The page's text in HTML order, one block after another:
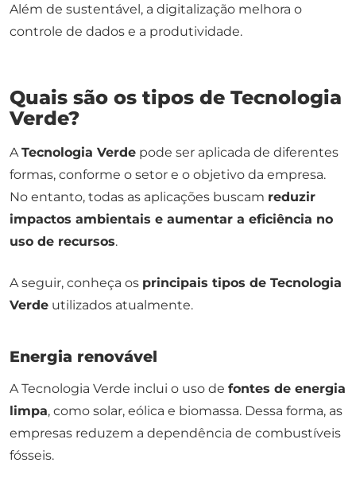
Além de sustentável, a digitalização melhora o
controle de dados e a produtividade.
Quais são os tipos de Tecnologia
Verde?
ATecnologia Verde pode ser aplicada de diferentes
formas, conforme o setor e o objetivo da empresa.
No entanto, todas as aplicações buscam reduzir
impactos ambientais e aumentar a eficiência no
uso de recursos.
A seguir, conheça os principais tipos de Tecnologia
Verde utilizados atualmente.
Energia renovável
A Tecnologia Verde inclui o uso de fontes de energia
limpa, como solar, eólica e biomassa. Dessa forma, as
empresas reduzem a dependência de combustíveis
fósseis.